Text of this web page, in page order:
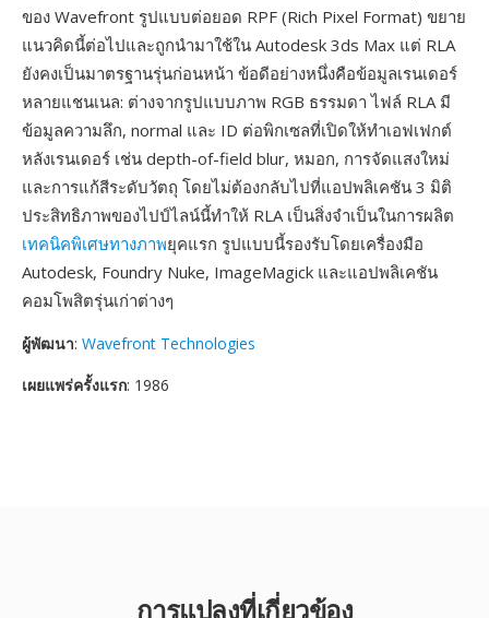
ของ Wavefront รูปแบบต่อยอด RPF (Rich Pixel Format) ขยาย
แนวคิดนี้ต่อไปและถูกนำมาใช้ใน Autodesk 3ds Max แต่ RLA
ยังคงเป็นมาตรฐานรุ่นก่อนหน้า ข้อดีอย่างหนึ่งคือข้อมูลเรนเดอร์
หลายแชนเนล: ต่างจากรูปแบบภาพ RGB ธรรมดา ไฟล์ RLA มี
ข้อมูลความลึก, normal และ ID ต่อพิกเซลที่เปิดให้ทำเอฟเฟกต์
หลังเรนเดอร์ เช่น depth-of-field blur, หมอก, การจัดแสงใหม่
และการแก้สีระดับวัตถุ โดยไม่ต้องกลับไปที่แอปพลิเคชัน 3 มิติ
ประสิทธิภาพของไปป์ไลน์นี้ทำให้ RLA เป็นสิ่งจำเป็นในการผลิต
เทคนิคพิเศษทางภาพยุคแรก รูปแบบนี้รองรับโดยเครื่องมือ
Autodesk, Foundry Nuke, ImageMagick และแอปพลิเคชัน
คอมโพสิตรุ่นเก่าต่างๆ
ผู้พัฒนา: Wavefront Technologies
เผยแพร่ครั้งแรก: 1986
การแปลงที่เกี่ยวข้อง